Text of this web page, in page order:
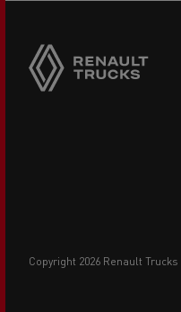
copyright 2026 Renault Trucks